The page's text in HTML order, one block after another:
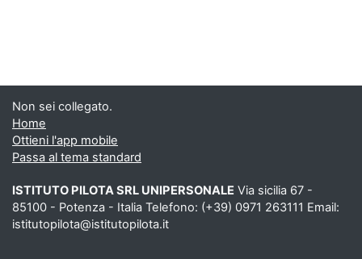
Non sei collegato.
Home
Ottieni l'app mobile
Passa al tema standard
ISTITUTO PILOTA SRL UNIPERSONALE Via sicilia 67 -
85100 - Potenza - Italia Telefono: (+39) 0971 263111 Email:
istitutopilota@istitutopilota.it